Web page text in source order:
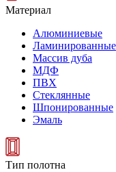
Материал
Алюминиевые
Ламинированные
Массив дуба
МДФ
ПВХ
Стеклянные
Шпонированные
Эмаль
Тип полотна